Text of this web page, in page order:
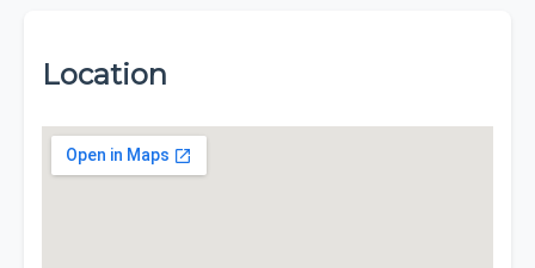
Location